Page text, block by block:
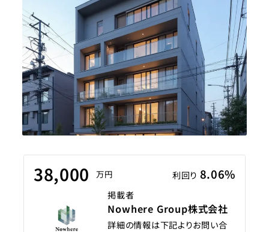
38,000 万円 利回り 8.06%
掲載者
Nowhere Group株式会社
詳細の情報は下記よりお問い合